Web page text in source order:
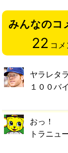
みんなのコ
22 コメ
ヤラレタ
１００
おっ！
トラニュ